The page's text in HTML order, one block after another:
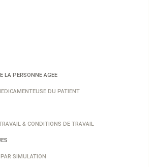
LA PERSONNE AGEE
DU PATIENT
& CONDITIONS DE TRAVAIL
SIMULATION